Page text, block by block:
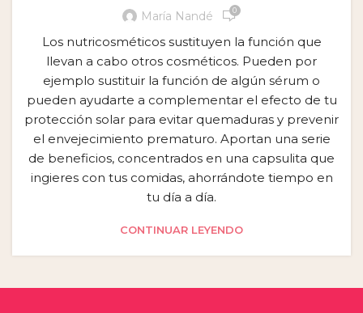
María Nandé 0
Los nutricosméticos sustituyen la función que
llevan a cabo otros cosméticos. Pueden por
ejemplo sustituir la función de algún sérum o
pueden ayudarte a complementar el efecto de tu
protección solar para evitar quemaduras y prevenir
el envejecimiento prematuro. Aportan una serie
de beneficios, concentrados en una capsulita que
ingieres con tus comidas, ahorrándote tiempo en
tu día a día.
CONTINUAR LEYENDO